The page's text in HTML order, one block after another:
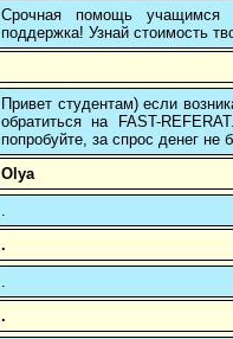
Срочная помощь учащимся в
поддержка! Узнай стоимость
Привет студентам) если
обратиться на FAST-
попробуйте, за спрос денег не
Olya
.
.